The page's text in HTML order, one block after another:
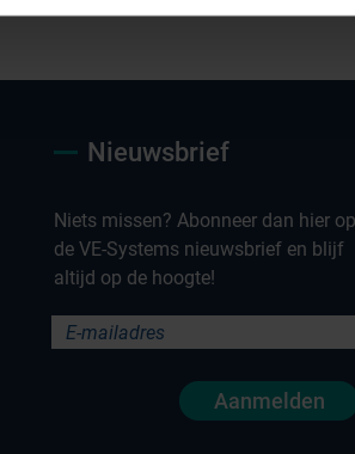
Nieuwsbrief
Niets missen? Abonneer dan hier op
de VE-Systems nieuwsbrief en blijf
altijd op de hoogte!
Aanmelden